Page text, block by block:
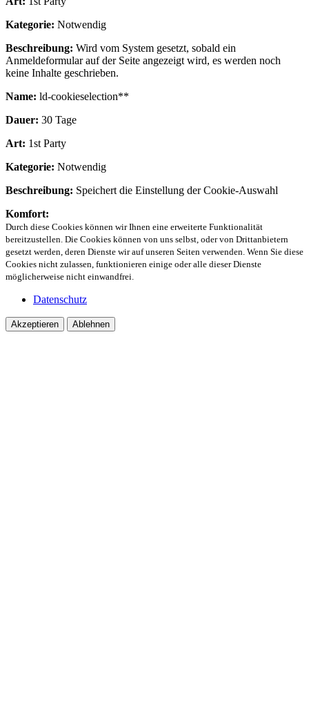
Kategorie: Notwendig
Beschreibung: Wird vom System gesetzt, sobald ein
Anmeldeformular auf der Seite angezeigt wird, es werden noch
keine Inhalte geschrieben.
Name: ld-cookieselection**
Dauer: 30 Tage
Art: 1st Party
Kategorie: Notwendig
Beschreibung: Speichert die Einstellung der Cookie-Auswahl
Komfort:
Durch diese Cookies können wir Ihnen eine erweiterte Funktionalität
bereitzustellen. Die Cookies können von uns selbst, oder von Drittanbietern
gesetzt werden, deren Dienste wir auf unseren Seiten verwenden. Wenn Sie diese
Cookies nicht zulassen, funktionieren einige oder alle dieser Dienste
möglicherweise nicht einwandfrei.
Datenschutz
Akzeptieren Ablehnen